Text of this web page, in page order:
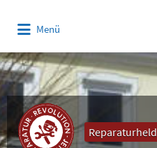
Menü
Reparaturheld